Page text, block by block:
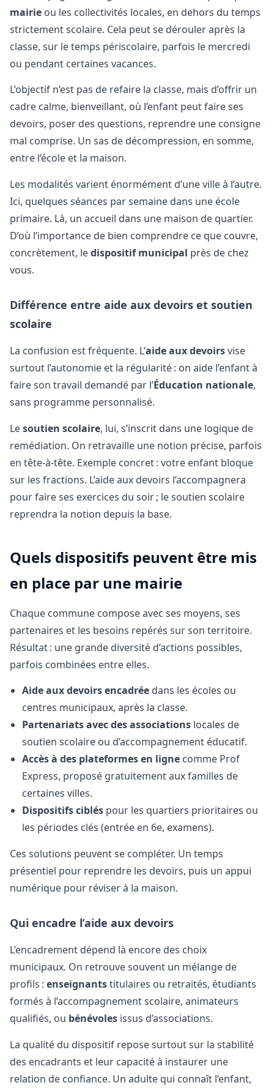
mairie ou les collectivités locales, en dehors du temps
strictement scolaire. Cela peut se dérouler après la
classe, sur le temps périscolaire, parfois le mercredi
ou pendant certaines vacances.
L’objectif n’est pas de refaire la classe, mais d’offrir un
cadre calme, bienveillant, où l’enfant peut faire ses
devoirs, poser des questions, reprendre une consigne
mal comprise. Un sas de décompression, en somme,
entre l’école et la maison.
Les modalités varient énormément d’une ville à l’autre.
Ici, quelques séances par semaine dans une école
primaire. Là, un accueil dans une maison de quartier.
D’où l’importance de bien comprendre ce que couvre,
concrètement, ledispositif municipal près de chez
vous.
Différence entre aide aux devoirs et soutien
scolaire
La confusion est fréquente. L’aide aux devoirsvise
surtout l’autonomie et la régularité : on aide l’enfant à
faire son travail demandé par l’Éducation nationale,
sans programme personnalisé.
Lesoutien scolaire, lui, s’inscrit dans une logique de
remédiation. On retravaille une notion précise, parfois
en tête-à-tête. Exemple concret : votre enfant bloque
sur les fractions. L’aide aux devoirs l’accompagnera
pour faire ses exercices du soir ; le soutien scolaire
reprendra la notion depuis la base.
Quels dispositifs peuvent être mis
en place par une mairie
Chaque commune compose avec ses moyens, ses
partenaires et les besoins repérés sur son territoire.
Résultat : une grande diversité d’actions possibles,
parfois combinées entre elles.
Aide aux devoirs encadrée dans les écoles ou
centres municipaux, après la classe.
Partenariats avec des associations locales de
soutien scolaire ou d’accompagnement éducatif.
Accès à des plateformes en ligne comme Prof
Express, proposé gratuitement aux familles de
certaines villes.
Dispositifs ciblés pour les quartiers prioritaires ou
les périodes clés (entrée en 6e, examens).
Ces solutions peuvent se compléter. Un temps
présentiel pour reprendre les devoirs, puis un appui
numérique pour réviser à la maison.
Qui encadre l’aide aux devoirs
L’encadrement dépend là encore des choix
municipaux. On retrouve souvent un mélange de
profils : enseignantstitulaires ou retraités, étudiants
formés à l’accompagnement scolaire, animateurs
qualifiés, ou bénévoles issus d’associations.
La qualité du dispositif repose surtout sur la stabilité
des encadrants et leur capacité à instaurer une
relation de confiance. Un adulte qui connaît l’enfant,